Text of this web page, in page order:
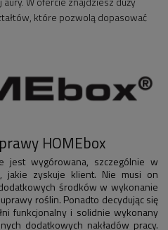
które pozwolą dopasować
HOMEbox
jest wygórowana, szczególnie w
jakie zyskuje klient. Nie musi on
środków w wykonanie
roślin. Ponadto decydując się
funkcjonalny i solidnie wykonany
dodatkowych nakładów pracy.